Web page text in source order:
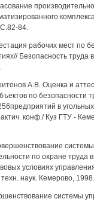
84.
рабочих мест по
Безопасность
A.B. Оценка и
по безопасности
в угольных
конф./ Куз ГТУ -
по охране труда
условиях
наук. Кемерово,
системы